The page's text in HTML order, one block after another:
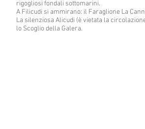
rigogliosi fondali sottomarini.
A Filicudi si ammirano: il Faraglione La
La silenziosa Alicudi (è vietata la
lo Scoglio della Galera.